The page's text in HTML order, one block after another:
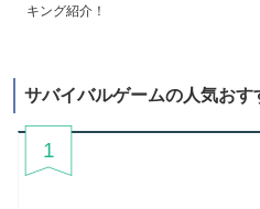
キング紹介！
サバイバルゲームの人気おす
1